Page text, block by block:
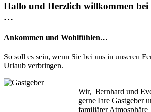
Hallo und Herzlich willkommen bei
…
Ankommen und Wohlfühlen…
So soll es sein, wenn Sie bei uns in unseren
Urlaub verbringen.
Wir, Bernhard und
gerne Ihre Gastgeber
familiärer Atmosphäre